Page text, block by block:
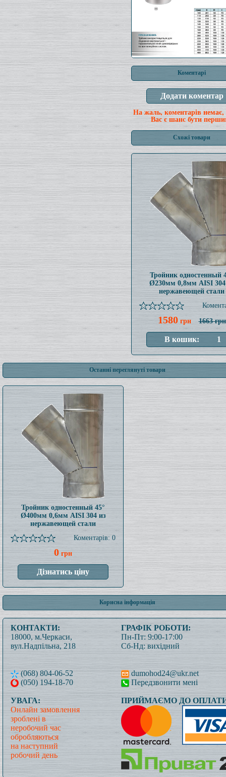
Коментарі
На жаль, коментарів немає,
Вас є шанс бути
Схожі товари
Тройник одностенный
Ø230мм 0,8мм AISI 304
нержавеющей стали
1580грн 1663 грн
Останні переглянуті товари
Тройник одностенный 45°
Ø400мм 0,6мм AISI 304 из
нержавеющей стали
Коментарів: 0
0грн
Корисна інформація
КОНТАКТИ:
18000, м.Черкаси,
вул.Надпільна, 218
(068) 804-06-52
(050) 194-18-70
ГРАФІК РОБОТИ:
Пн-Пт: 9:00-17:00
Сб-Нд: вихідний
dumohod24@ukr.net
Передзвонити мені
УВАГА:
Онлайн замовлення
зроблені в
неробочий час
обробляються
на наступний
робочий день
ПРИЙМАЄМО ДО